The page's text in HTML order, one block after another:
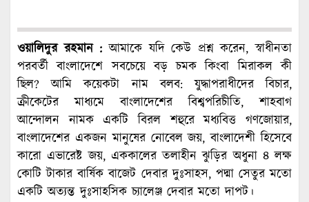
ওয়ালিদুর রহমান : আমাকে যদি কেউ প্রশ্ন করেন, স্বাধীনতা
পরবর্তী বাংলাদেশে সবচেয়ে বড় চমক কিংবা মিরাকল কী
ছিল? আমি কয়েকটা নাম বলব: যুদ্ধাপরাধীদের বিচার,
ক্রীকেটের মাধ্যমে বাংলাদেশের বিশ্বপরিচীতি, শাহবাগ
আন্দোলন নামক একটি বিরল শহুরে মধ্যবিত্ত গণজোয়ার,
বাংলাদেশের একজন মানুষের নোবেল জয়, বাংলাদেশী হিসেবে
কারো এভারেষ্ট জয়, এককালের তলাহীন ঝুড়ির অধুনা ৪ লক্ষ
কোটি টাকার বার্ষিক বাজেট দেবার দুঃসাহস, পদ্মা সেতুর মতো
একটি অত্যন্ত দুঃসাহসিক চ্যালেঞ্জ দেবার মতো দাপট।